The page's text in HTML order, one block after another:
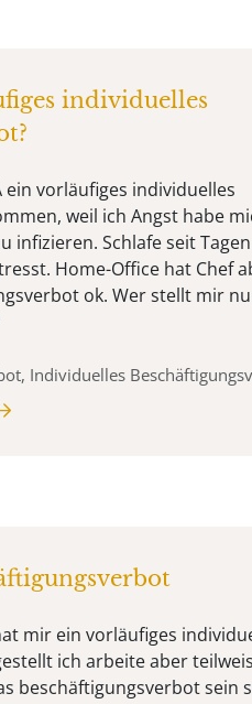
individuelles
ein vorläufiges individuelles
weil ich Angst habe
infizieren. Schlafe seit
Home-Office hat Chef
ok. Wer stellt mir
Individuelles
mir ein vorläufiges
ich arbeite aber
beschäftigungsverbot sein